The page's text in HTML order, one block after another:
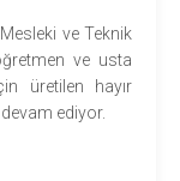
ve Teknik
ve usta
üretilen hayır
devam ediyor.